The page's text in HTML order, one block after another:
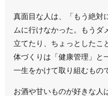
真面目な人は、「もう絶対
ムに行けなかった。もうダ
立てたり、ちょっとしたこ
体づくりは「健康管理」と
一生をかけて取り組むもの
お酒や甘いものが好きな人